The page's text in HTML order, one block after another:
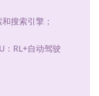
搜索引擎；
：RL+自动驾驶